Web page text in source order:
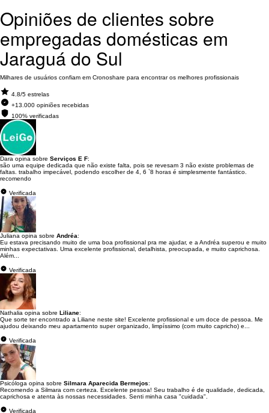
Opiniões de clientes sobre
empregadas domésticas em
Jaraguá do Sul
Milhares de usuários confiam em Cronoshare para encontrar os melhores profissionais
4.8/5 estrelas
+13.000 opiniões recebidas
100% verificadas
Dara opina sobre Serviços E F:
são uma equipe dedicada que não existe falta, pois se revesam 3 não existe problemas de
faltas. trabalho impecável, podendo escolher de 4, 6 `8 horas é simplesmente fantástico.
recomendo
Verificada
Juliana opina sobre Andréa:
Eu estava precisando muito de uma boa profissional pra me ajudar, e a Andréa superou e muito
minhas expectativas. Uma excelente profissional, detalhista, preocupada, e muito caprichosa.
Além...
Verificada
Nathalia opina sobre Liliane:
Que sorte ter encontrado a Liliane neste site! Excelente profissional e um doce de pessoa. Me
ajudou deixando meu apartamento super organizado, limpíssimo (com muito capricho) e...
Verificada
Psicóloga opina sobre Silmara Aparecida Bermejos:
Recomendo a Silmara com certeza. Excelente pessoa! Seu trabalho é de qualidade, dedicada,
caprichosa e atenta às nossas necessidades. Senti minha casa "cuidada".
Verificada